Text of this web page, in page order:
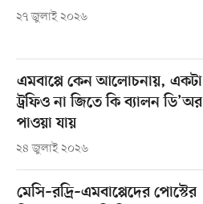
২৭ জুলাই ২০২৬
এমবাপ্পে কেন আলোচনায়, একটা
ট্রফিও না জিতে কি ব্যালন ডি’অর
পাওয়া যায়
২৪ জুলাই ২০২৬
মেসি–রদ্রি–এমবাপ্পেদের পোস্টের